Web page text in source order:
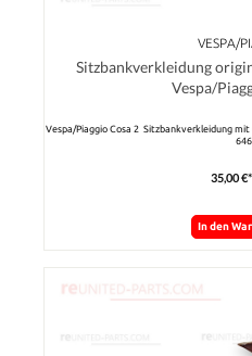
VESPA/
Sitzbankverkleidung
Vespa/
Vespa/Piaggio Cosa 2 Sitzbankverkleidung
646
35,00 €*
In den